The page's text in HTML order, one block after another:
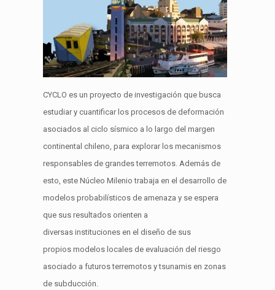
CYCLO es un proyecto de investigación que busca
estudiar y cuantificar los procesos de deformación
asociados al ciclo sísmico a lo largo del margen
continental chileno, para explorar los mecanismos
responsables de grandes terremotos.Además de
esto, este Núcleo Milenio trabaja en el desarrollo de
modelos probabilísticos de amenaza y se espera
que sus resultados orienten a
diversas instituciones en el diseño de sus
propios modelos locales de evaluación d el riesgo
asociado a futuros terremotos y tsunamis en zonas
de subducción.